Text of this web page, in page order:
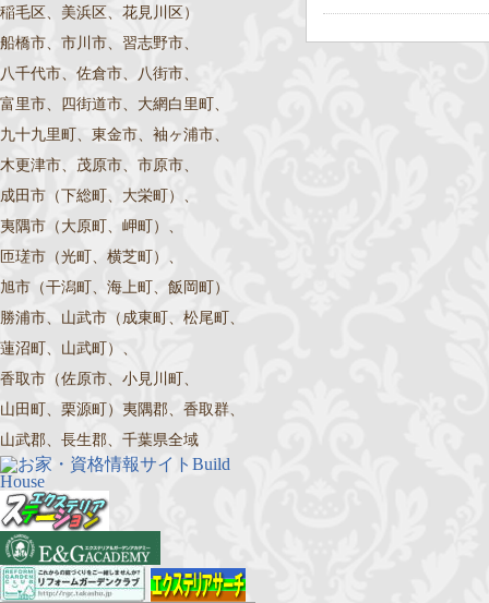
稲毛区、美浜区、花見川区）
船橋市、市川市、習志野市、
八千代市、佐倉市、八街市、
富里市、四街道市、大網白里町、
九十九里町、東金市、袖ヶ浦市、
木更津市、茂原市、市原市、
成田市（下総町、大栄町）、
夷隅市（大原町、岬町）、
匝瑳市（光町、横芝町）、
旭市（干潟町、海上町、飯岡町）
勝浦市、山武市（成東町、松尾町、
蓮沼町、山武町）、
香取市（佐原市、小見川町、
山田町、栗源町）夷隅郡、香取群、
山武郡、長生郡、千葉県全域